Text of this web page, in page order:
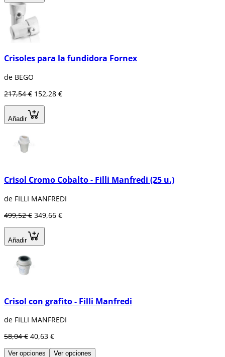
Crisoles para la fundidora Fornex
de BEGO
217,54 € 152,28 €
Añadir
Crisol Cromo Cobalto - Filli Manfredi (25 u.)
de FILLI MANFREDI
499,52 € 349,66 €
Añadir
Crisol con grafito - Filli Manfredi
de FILLI MANFREDI
58,04 € 40,63 €
Ver opciones Ver opciones